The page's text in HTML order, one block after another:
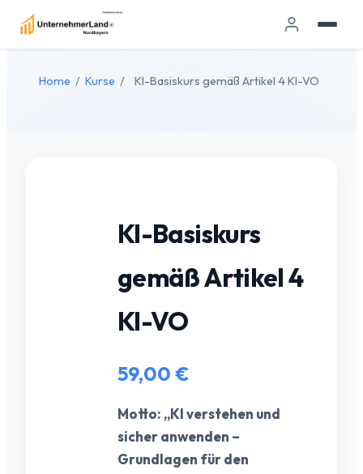
Home / Kurse / KI-Basiskurs gemäß Artikel 4 KI-VO
KI-Basiskurs
gemäß Artikel 4
KI-VO
59,00 €
Motto: „KI verstehen und
sicher anwenden –
Grundlagen für den